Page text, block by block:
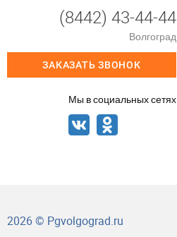
(8442) 43-44-44
Волгоград
ЗАКАЗАТЬ ЗВОНОК
Мы в социальных сетях
2026 © Pgvolgograd.ru